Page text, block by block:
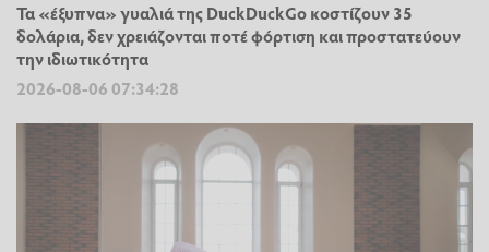
Τα «έξυπνα» γυαλιά της DuckDuckGo κοστίζουν 35
δολάρια, δεν χρειάζονται ποτέ φόρτιση και προστατεύουν
την ιδιωτικότητα
2026-08-06 07:34:28